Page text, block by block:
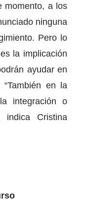
momento, a los
ninguna
Pero lo
la implicación
ayudar en
en la
integración o
indica Cristina